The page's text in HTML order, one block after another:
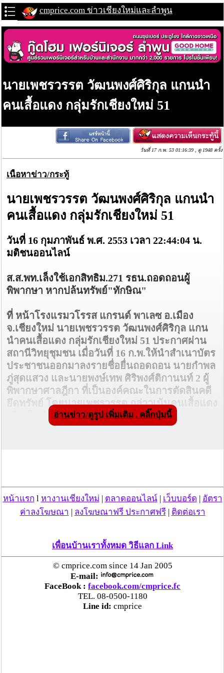
cmprice.com ข่าวเชียงใหม่และลำพูน
นายเพชรวรรต วัฒนพงศ์ศิริกุล แกนนำ
คนเสื้อแดง กลุ่มรักเชียงใหม่ 51
วันที่ 17 ก.พ. 53 01:16:39 , ดู 1948 ครั้ง
เนื้อหาข่าว/กระทู้
นายเพชรวรรต วัฒนพงศ์ศิริกุล แกนนำ
คนเสื้อแดง กลุ่มรักเชียงใหม่ 51
วันที่ 16 กุมภาพันธ์ พ.ศ. 2553 เวลา 22:44:04 น.
มติชนออนไลน์
ส.ส.พท.เล็งใช้เอกสิทธิม.271 รธน.ถอดถอนผู้
พิพากษา หากปล้นทรัพย์"ทักษิณ"
ที่ หน้าโรงแรมวโรรส แกรนด์ พาเลซ อ.เมือง
จ.เชียงใหม่ นายเพชรวรรต วัฒนพงศ์ศิริกุล แกน
นำคนเสื้อแดง กลุ่มรักเชียงใหม่ 51 ประกาศผ่าน
สถานีวิทยุชุมชน เมื่อวันที่ 16 ก.พ.ให้นำสำเนาบัตร
ประชาชนออกมาลงรายชื่อยื่นถอดถอน นายกำพล
ภู่สุดแสวง และนายพงษ์เทพ ศิริพงศ์ติกานนท์ 2 ผู้
พิพากษาศาลฎีกา ที่เป็นองค์คณะในการตัดสินคดี
ยึดทรัพย์ โดยนายเพชรวรรต กล่าวเน้นคนเสื้อแดง
เชียงใหม่ 25,000 คน เพื่อง่ายต่อการตรวจสอบ และ
รวบรวมเอกสารหลักฐาน เพราะวันที่ 18 กุมภาพันธ์
พ.ต.ท.ทักษิณ ชินวัตร อดีตนายกรัฐมนตรีจะเปรียบ
ได้กับการไปปล้นทรัพย์ของ พ.ต.ท.ทักษิณ ดังนั้น
ควรจับตาการทำหน้าที่ศาลฎีกา หากการตัดสินไม่
ได้ ส.ส.สามารถใช้เอกสิทธิในการเข้าชื่อตาม
พิพากษาได้ ซึ่ง ส.ส.ในที่ประชุมก็เห็นพ้องใน
แนวทางดังกล่า
อ่านข่าว/ดูรูป เพิ่มเติม . คลิ๊กปุ่มนี้
หน้าแรก l หางานเชียงใหม่ ตลาดออนไลน์| เว็บบอร์ด
อัตรา
ค่าลงโฆษณา
ลงโฆษณาฟรี ประกาศฟรี| ติดต่อเรา
เพื่อนบ้านเราทั้งหมด วิธีแลก Link
© cmprice.com since 14 Jan 2005
E-mail:
FaceBook : facebook.com/cmprice.fc
TEL. 08-0500-1180
Line id: cmprice